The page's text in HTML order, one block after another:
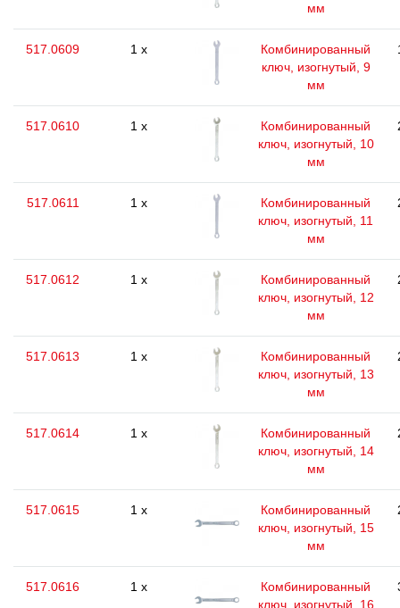
мм
517.0609 1 x
Комбинированный
ключ, изогнутый, 9
мм
517.0610 1 x
Комбинированный
ключ, изогнутый, 10
мм
517.0611 1 x
Комбинированный
ключ, изогнутый, 11
мм
517.0612 1 x
Комбинированный
ключ, изогнутый, 12
мм
517.0613 1 x
Комбинированный
ключ, изогнутый, 13
мм
517.0614 1 x
Комбинированный
ключ, изогнутый, 14
мм
517.0615 1 x
Комбинированный
ключ, изогнутый, 15
мм
517.0616 1 x
Комбинированный
ключ, изогнутый, 16